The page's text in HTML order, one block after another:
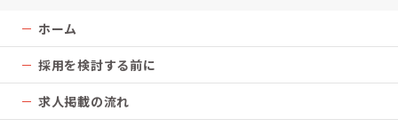
ホーム
採用を検討する前に
求人掲載の流れ